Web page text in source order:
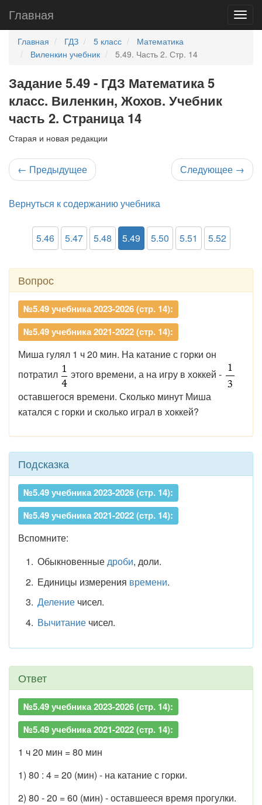
Главная
Главная ГДЗ 5 класс
Математика
Виленкин учебник
5.49. Часть 2. Стр. 14
Задание 5.49 - ГДЗ Математика 5
класс. Виленкин, Жохов. Учебник
часть 2. Страница 14
Старая и новая редакции
← Предыдущее Следующее →
Вернуться к содержанию учебника
5.46 5.47 5.48 5.49 5.50 5.51 5.52
Вопрос
№5.49 учебника 2023-2026 (стр. 14):
№5.49 учебника 2021-2022 (стр. 14):
Миша гулял 1 ч 20 мин. На катание с горки он
потратил
этого времени, а на игру в хоккей -
оставшегося времени. Сколько минут Миша
катался с горки и сколько играл в хоккей?
Подсказка
№5.49 учебника 2023-2026 (стр. 14):
№5.49 учебника 2021-2022 (стр. 14):
Вспомните:
Обыкновенныедроби, доли.
Единицы измерения времени.
Делениечисел.
Вычитаниечисел.
Ответ
№5.49 учебника 2023-2026 (стр. 14):
№5.49 учебника 2021-2022 (стр. 14):
1 ч 20 мин = 80 мин
1) 80 : 4 = 20 (мин) - на катание с горки.
2) 80 - 20 = 60 (мин) - оставшееся время прогулки.